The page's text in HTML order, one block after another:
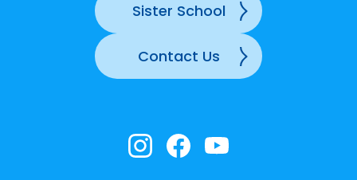
Sister School
Contact Us